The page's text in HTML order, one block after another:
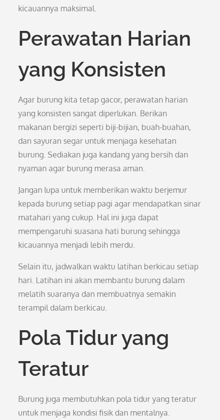
kicauannya maksimal.
Perawatan Harian
yang Konsisten
Agar burung kita tetap gacor, perawatan harian
yang konsisten sangat diperlukan. Berikan
makanan bergizi seperti biji-bijian, buah-buahan,
dan sayuran segar untuk menjaga kesehatan
burung. Sediakan juga kandang yang bersih dan
nyaman agar burung merasa aman.
Jangan lupa untuk memberikan waktu berjemur
kepada burung setiap pagi agar mendapatkan sinar
matahari yang cukup. Hal ini juga dapat
mempengaruhi suasana hati burung sehingga
kicauannya menjadi lebih merdu.
Selain itu, jadwalkan waktu latihan berkicau setiap
hari. Latihan ini akan membantu burung dalam
melatih suaranya dan membuatnya semakin
terampil dalam berkicau.
Pola Tidur yang
Teratur
Burung juga membutuhkan pola tidur yang teratur
untuk menjaga kondisi fisik dan mentalnya.